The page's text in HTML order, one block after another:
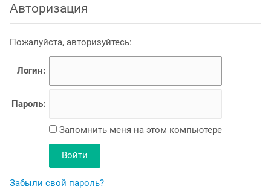
Авторизация
Пожалуйста, авторизуйтесь:
Логин:
Пароль:
Запомнить меня на этом компьютере
Забыли свой пароль?